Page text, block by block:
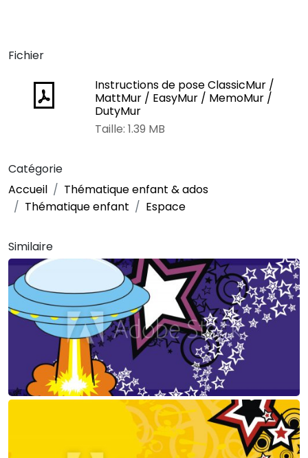
Fichier
Instructions de pose ClassicMur /
MattMur / EasyMur / MemoMur /
DutyMur
Taille: 1.39 MB
Catégorie
Accueil
Thématique enfant & ados
Thématique enfant
Espace
Similaire